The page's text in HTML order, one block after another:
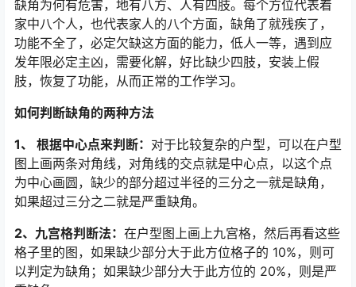
缺角为何有危害，地有八方、人有四肢。每个方位代表着
家中八个人，也代表家人的八个方面，缺角了就残疾了，
功能不全了，必定欠缺这方面的能力，低人一等，遇到应
发年限必定主凶，需要化解，好比缺少四肢，安装上假
肢，恢复了功能，从而正常的工作学习。
如何判断缺角的两种方法
1、 根据中心点来判断： 对于比较复杂的户型，可以在户型
图上画两条对角线，对角线的交点就是中心点，以这个点
为中心画圆，缺少的部分超过半径的三分之一就是缺角，
如果超过三分之二就是严重缺角。
2、九宫格判断法： 在户型图上画上九宫格，然后再看这些
格子里的图，如果缺少部分大于此方位格子的 10%，则可
以判定为缺角；如果缺少部分大于此方位的 20%，则是严